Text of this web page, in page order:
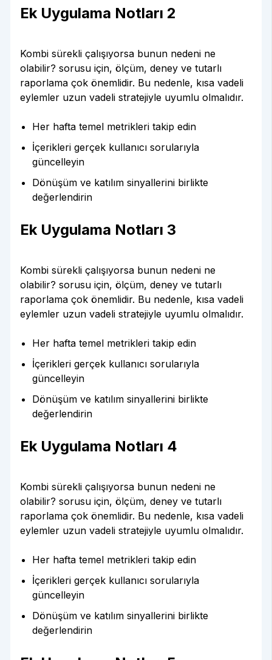
Ek Uygulama Notları 2
Kombi sürekli çalışıyorsa bunun nedeni ne
olabilir? sorusu için, ölçüm, deney ve tutarlı
raporlama çok önemlidir. Bu nedenle, kısa vadeli
eylemler uzun vadeli stratejiyle uyumlu olmalıdır.
Her hafta temel metrikleri takip edin
İçerikleri gerçek kullanıcı sorularıyla
güncelleyin
Dönüşüm ve katılım sinyallerini birlikte
değerlendirin
Ek Uygulama Notları 3
Kombi sürekli çalışıyorsa bunun nedeni ne
olabilir? sorusu için, ölçüm, deney ve tutarlı
raporlama çok önemlidir. Bu nedenle, kısa vadeli
eylemler uzun vadeli stratejiyle uyumlu olmalıdır.
Her hafta temel metrikleri takip edin
İçerikleri gerçek kullanıcı sorularıyla
güncelleyin
Dönüşüm ve katılım sinyallerini birlikte
değerlendirin
Ek Uygulama Notları 4
Kombi sürekli çalışıyorsa bunun nedeni ne
olabilir? sorusu için, ölçüm, deney ve tutarlı
raporlama çok önemlidir. Bu nedenle, kısa vadeli
eylemler uzun vadeli stratejiyle uyumlu olmalıdır.
Her hafta temel metrikleri takip edin
İçerikleri gerçek kullanıcı sorularıyla
güncelleyin
Dönüşüm ve katılım sinyallerini birlikte
değerlendirin